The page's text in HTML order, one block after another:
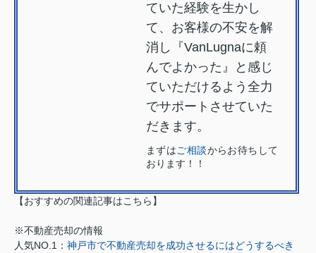
ていた経験を生かし
て、お客様の不安を解
消し『VanLugnaに頼
んでよかった』と感じ
ていただけるよう全力
でサポートさせていた
だきます。
まずはご相談からお待ちして
おります！！
【おすすめの関連記事はこちら】
※不動産売却の情報
人気NO.1： 神戸市で不動産売却を成功させるにはどうするべき